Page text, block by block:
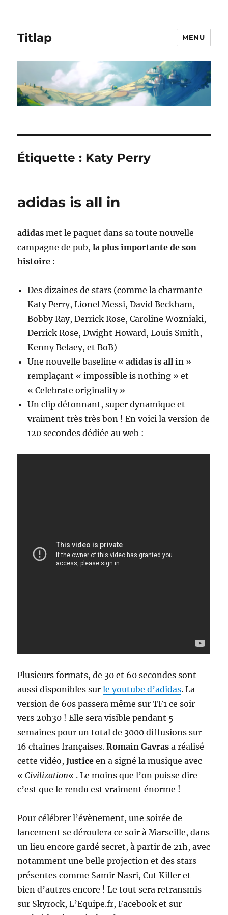
Titlap MENU
Étiquette : Katy Perry
adidas is all in
adidasmet le paquet dans sa toute nouvelle
campagne de pub,la plus importante de son
histoire :
Des dizaines de stars (comme la charmante
Katy Perry, Lionel Messi, David Beckham,
Bobby Ray, Derrick Rose, Caroline Wozniaki,
Derrick Rose, Dwight Howard, Louis Smith,
Kenny Belaey, et BoB)
Une nouvelle baseline «adidas is all in »
remplaçant « impossible is nothing » et
« Celebrate originality »
Un clip détonnant, super dynamique et
vraiment très très bon ! En voici la version de
120 secondes dédiée au web :
Plusieurs formats, de 30 et 60 secondes sont
aussi disponibles surle youtube d’adidas. La
version de 60s passera même sur TF1 ce soir
vers 20h30 ! Elle sera visible pendant 5
semaines pour un total de 3000 diffusions sur
16 chaines françaises.Romain Gavras a réalisé
cette vidéo,Justiceen a signé la musique avec
«Civilization« . Le moins que l’on puisse dire
c’est que le rendu est vraiment énorme !
Pour célébrer l’évènement, une soirée de
lancement se déroulera ce soir à Marseille, dans
un lieu encore gardé secret, à partir de 21h, avec
notamment une belle projection et des stars
présentes comme Samir Nasri, Cut Killer et
bien d’autres encore ! Le tout sera retransmis
sur Skyrock, L’Equipe.fr, Facebook et sur